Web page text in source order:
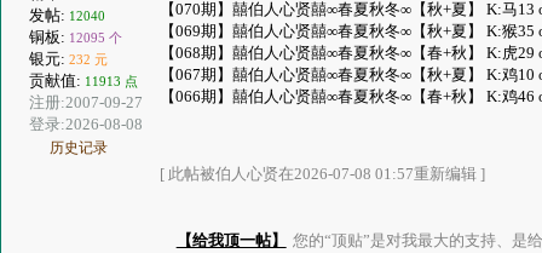
发帖: 12040
铜板: 12095 个
银元: 232 元
贡献值: 11913 点
注册:2007-09-27
登录:2026-08-08
历史记录
【070期】囍伯人心贤囍∞春夏秋冬∞【秋+夏】 K:马13
【069期】囍伯人心贤囍∞春夏秋冬∞【秋+夏】 K:猴35
【068期】囍伯人心贤囍∞春夏秋冬∞【春+秋】 K:虎29
【067期】囍伯人心贤囍∞春夏秋冬∞【秋+夏】 K:鸡10
【066期】囍伯人心贤囍∞春夏秋冬∞【春+秋】 K:鸡46
[ 此帖被伯人心贤在2026-07-08 01:57重新编辑 ]
【给我顶一帖】 您的“顶贴”是对我最大的支持、是